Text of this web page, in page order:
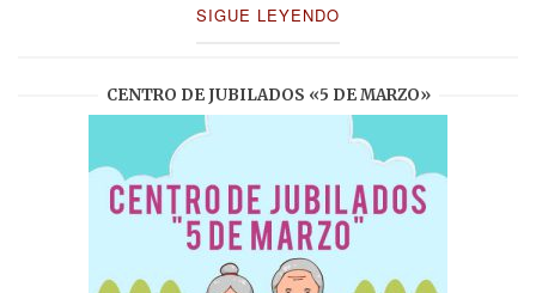
SIGUE LEYENDO
CENTRO DE JUBILADOS «5 DE MARZO»